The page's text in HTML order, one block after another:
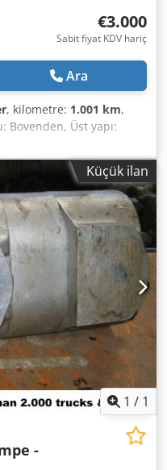
€3.000
Sabit fiyat KDV hariç
Ara
, kilometre: 1.001 km,
Bovenden, Üst yapı:
GARANTİSİZ, değişiklik,
Ahji Rphcoaok - .
Küçük ilan
1 / 1
-